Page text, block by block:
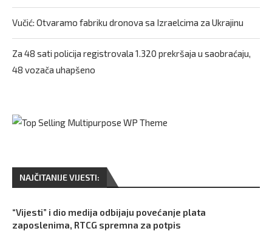
Vučić: Otvaramo fabriku dronova sa Izraelcima za Ukrajinu
Za 48 sati policija registrovala 1.320 prekršaja u saobraćaju,
48 vozača uhapšeno
NAJČITANIJE VIJESTI:
“Vijesti” i dio medija odbijaju povećanje plata
zaposlenima, RTCG spremna za potpis